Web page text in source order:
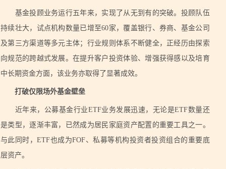
基金投顾业务运行五年来，实现了从无到有的突破。投顾队伍
持续壮大，试点机构数量已增至60家，覆盖银行、券商、基金公司
及第三方渠道等多元主体；行业规则体系不断健全，正经历由探索
向规范的跨越式发展。在提升客户投资体验、增强获得感以及培育
中长期资金方面，该业务亦取得了显著成效。
打破仅限场外基金壁垒
近年来，公募基金行业ETF业务发展迅速，无论是ETF数量还
是类型，逐渐丰富，已然成为居民家庭资产配置的重要工具之一。
与此同时，ETF也成为FOF、私募等机构投资者投资组合的重要底
层资产。